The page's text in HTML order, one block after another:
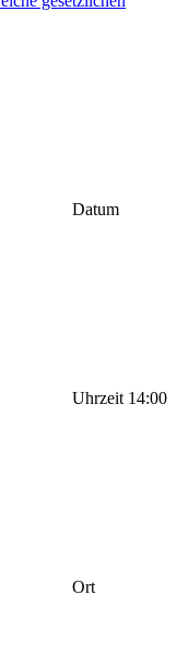
Datum
Uhrzeit 14:00
Ort